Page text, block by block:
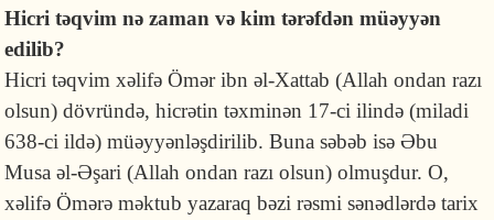
Hicri təqvim nə zaman və kim tərəfdən müəyyən
edilib?
Hicri təqvim xəlifə Ömər ibn əl-Xattab (Allah ondan razı
olsun) dövründə, hicrətin təxminən 17-ci ilində (miladi
638-ci ildə) müəyyənləşdirilib. Buna səbəb isə Əbu
Musa əl-Əşari (Allah ondan razı olsun) olmuşdur. O,
xəlifə Ömərə məktub yazaraq bəzi rəsmi sənədlərdə tarix